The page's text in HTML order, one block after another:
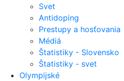
Svet
Antidoping
Prestupy a hosťovania
Médiá
Štatistiky - Slovensko
Štatistiky - svet
Olympijské